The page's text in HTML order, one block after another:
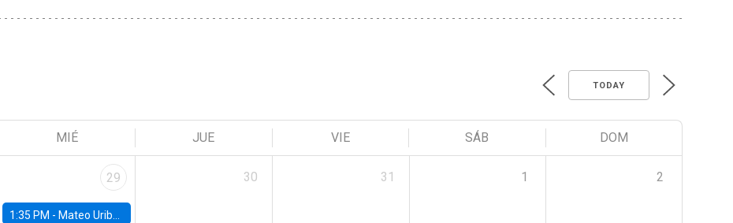
TODAY
MIÉ JUE VIE SÁB DOM
29
1:35 PM - Mateo Uribe-Castro, Universidad de los Andes (Colombia)
30 31 1 2